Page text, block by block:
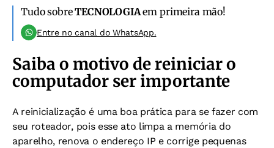
Tudo sobreTECNOLOGIAem primeira mão!
Entre no canal do WhatsApp.
Saiba o motivo de reiniciar o
computador ser importante
A reinicialização é uma boa prática para se fazer com
seu roteador, pois esse ato limpa a memória do
aparelho, renova o endereço IP e corrige pequenas